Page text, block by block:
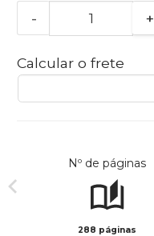
- +
Calcular o frete
Nº de páginas
288 páginas